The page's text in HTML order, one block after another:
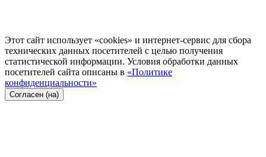
Этот сайт использует «cookies» и интернет-сервис для сбора
технических данных посетителей с целью получения
статистической информации. Условия обработки данных
посетителей сайта описаны в «Политике
конфиденциальности»
Согласен (на)